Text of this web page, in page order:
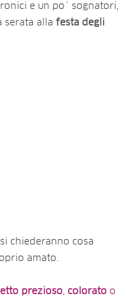
e un po´ sognatori,
serata alla festa degli
chiederanno cosa
amato.
prezioso, colorato o